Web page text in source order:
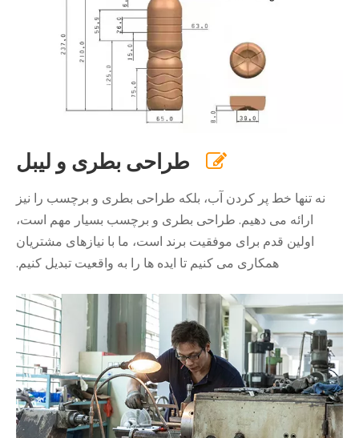
 طراحی بطری و لیبل
نه تنها خط پر کردن آب، بلکه طراحی بطری و برچسب را نیز
ارائه می دهیم. طراحی بطری و برچسب بسیار مهم است،
اولین قدم برای موفقیت برند است، ما با نیازهای مشتریان
همکاری می کنیم تا ایده ها را به واقعیت تبدیل کنیم.